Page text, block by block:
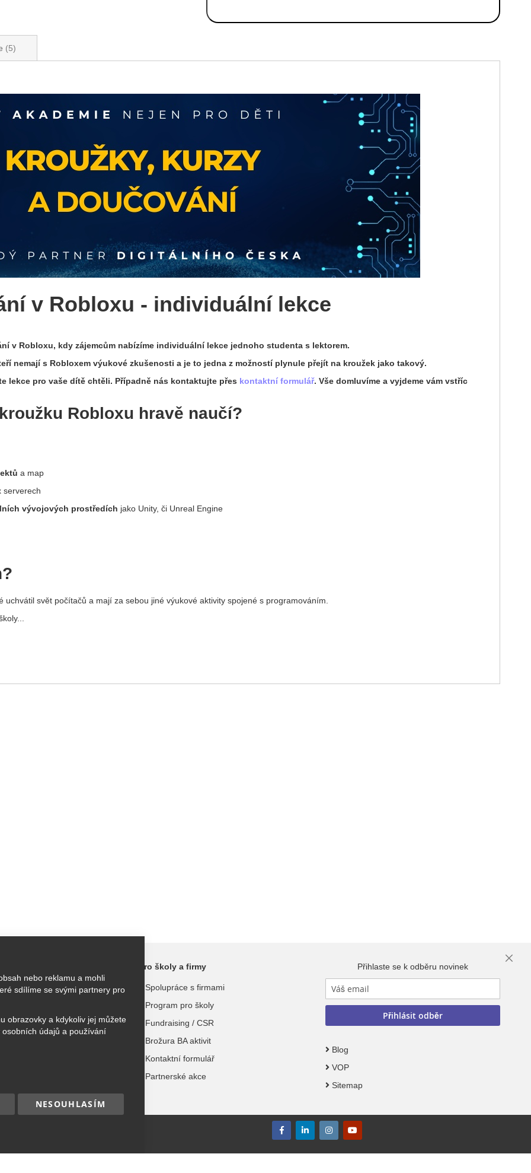
v Robloxu - individuální lekce
v Robloxu, kdy zájemcům nabízíme individuální lekce jednoho studenta s lektorem.
nemají s Robloxem výukové zkušenosti a je to jedna z možností plynule přejít na kroužek jako takový.
lekce pro vaše dítě chtěli. Případně nás kontaktujte přes kontaktní formulář. Vše domluvíme a vyjdeme vám vstříc
Robloxu hravě naučí?
a map
serverech
vývojových prostředích jako Unity, či Unreal Engine
svět počítačů a mají za sebou jiné výukové aktivity spojené s programováním.
5
tábory
Pro školy a firmy
Spolupráce s firmami
Program pro školy
Fundraising / CSR
Brožura BA aktivit
Kontaktní formulář
Partnerské akce
Přihlaste se k odběru novinek
Přihlásit odběr
Blog
VOP
Sitemap
Close
nebo reklamu a mohli
sdílíme se svými partnery pro
obrazovky a kdykoliv jej můžete
údajů a používání
NESOUHLASÍM